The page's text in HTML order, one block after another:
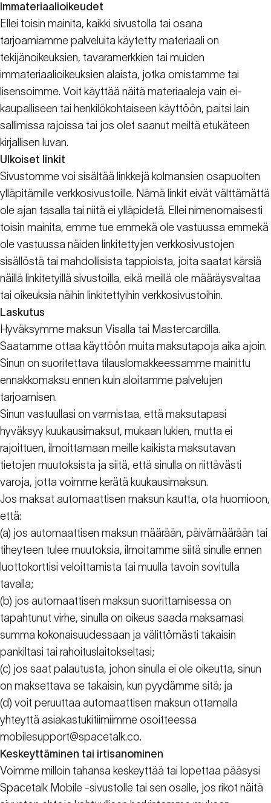
Immateriaalioikeudet
Ellei toisin mainita, kaikki sivustolla tai osana
tarjoamiamme palveluita käytetty materiaali on
tekijänoikeuksien, tavaramerkkien tai muiden
immateriaalioikeuksien alaista, jotka omistamme tai
lisensoimme. Voit käyttää näitä materiaaleja vain ei-
kaupalliseen tai henkilökohtaiseen käyttöön, paitsi lain
sallimissa rajoissa tai jos olet saanut meiltä etukäteen
kirjallisen luvan.
Ulkoiset linkit
Sivustomme voi sisältää linkkejä kolmansien osapuolten
ylläpitämille verkkosivustoille. Nämä linkit eivät välttämättä
ole ajan tasalla tai niitä ei ylläpidetä. Ellei nimenomaisesti
toisin mainita, emme tue emmekä ole vastuussa emmekä
ole vastuussa näiden linkitettyjen verkkosivustojen
sisällöstä tai mahdollisista tappioista, joita saatat kärsiä
näillä linkitetyillä sivustoilla, eikä meillä ole määräysvaltaa
tai oikeuksia näihin linkitettyihin verkkosivustoihin.
Laskutus
Hyväksymme maksun Visalla tai Mastercardilla.
Saatamme ottaa käyttöön muita maksutapoja aika ajoin.
Sinun on suoritettava tilauslomakkeessamme mainittu
ennakkomaksu ennen kuin aloitamme palvelujen
tarjoamisen.
Sinun vastuullasi on varmistaa, että maksutapasi
hyväksyy kuukausimaksut, mukaan lukien, mutta ei
rajoittuen, ilmoittamaan meille kaikista maksutavan
tietojen muutoksista ja siitä, että sinulla on riittävästi
varoja, jotta voimme kerätä kuukausimaksun.
Jos maksat automaattisen maksun kautta, ota huomioon,
että:
(a) jos automaattisen maksun määrään, päivämäärään tai
tiheyteen tulee muutoksia, ilmoitamme siitä sinulle ennen
luottokorttisi veloittamista tai muulla tavoin sovitulla
tavalla;
(b) jos automaattisen maksun suorittamisessa on
tapahtunut virhe, sinulla on oikeus saada maksamasi
summa kokonaisuudessaan ja välittömästi takaisin
pankiltasi tai rahoituslaitokseltasi;
(c) jos saat palautusta, johon sinulla ei ole oikeutta, sinun
on maksettava se takaisin, kun pyydämme sitä; ja
(d) voit peruuttaa automaattisen maksun ottamalla
yhteyttä asiakastukitiimiimme osoitteessa
mobilesupport@spacetalk.co.
Keskeyttäminen tai irtisanominen
Voimme milloin tahansa keskeyttää tai lopettaa pääsysi
Spacetalk Mobile -sivustolle tai sen osalle, jos rikot näitä